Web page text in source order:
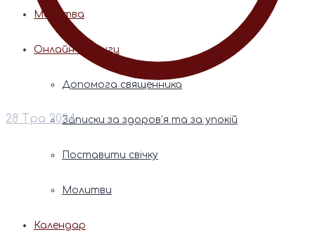
Молитва
Онлайн послуги
Допомога священника
Записки за здоров’я та за упокій
Поставити свічку
Молитви
Календар
28 Тра 2024